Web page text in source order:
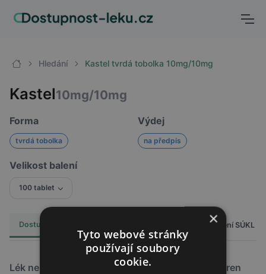
Hledání Kastel tvrdá tobolka 10mg/10mg
Kastel10mg/10mg
Forma
tvrdá tobolka
Výdej
na předpis
Velikost balení
100 tablet
Dostupnost Hlášení SÚKL
Lék není dostupný v žádné ze sledovaných lékáren
×
Tyto webové stránky
používají soubory
cookie.